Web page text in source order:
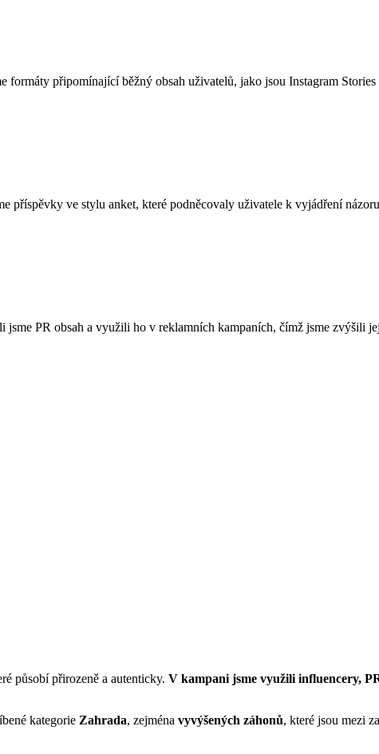
formáty připomínající běžný obsah uživatelů, jako jsou Instagram
příspěvky ve stylu anket, které podněcovaly uživatele k vyjádření
jsme PR obsah a využili ho v reklamních kampaních, čímž jsme zvýšili
působí přirozeně a autenticky. V kampani jsme využili influencery,
kategorie Zahrada, zejména vyvýšených záhonů, které jsou mezi